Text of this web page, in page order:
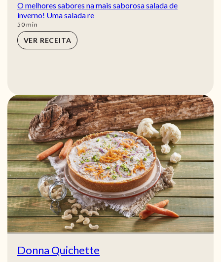
O melhores sabores na mais saborosa salada de
inverno! Uma salada re
50min
min
VER RECEITA
Donna Quichette